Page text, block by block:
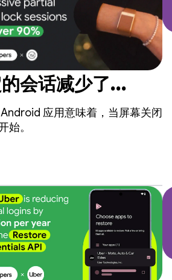
何将过度使用部
会话减少了
应用意味着，当屏幕关闭
始。